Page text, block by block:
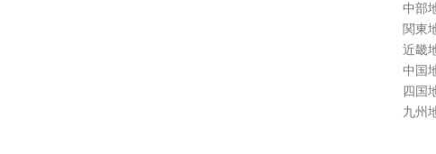
中部
関東
近畿
中国
四国
九州